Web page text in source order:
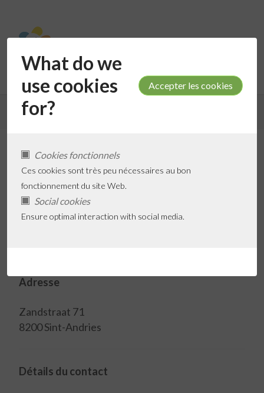
What do we
use cookies
for?
Cookies fonctionnels
Ces cookies sont très peu nécessaires au bon
fonctionnement du site Web.
Social cookies
Ensure optimal interaction with social media.
Retour aux résultats de recherche
Bolleke Beer
Adresse
Zandstraat 71
8200 Sint-Andries
Détails du contact